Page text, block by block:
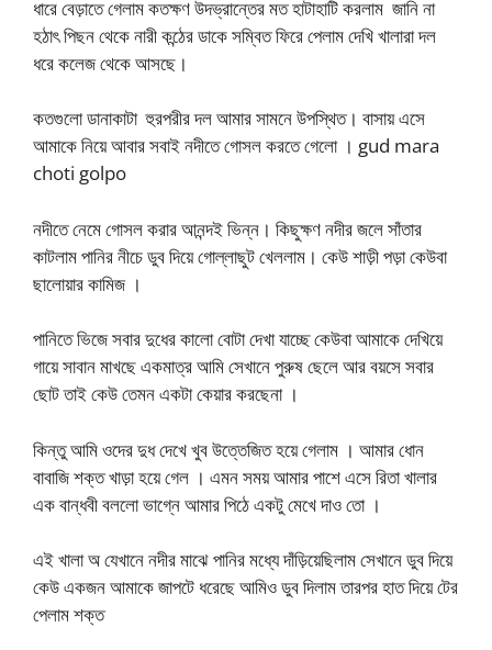
ধারে বেড়াতে গেলাম কতক্ষণ উদভ্রান্তের মত হাটাহাটি করলাম জানি না
হঠাৎ পিছন থেকে নারী কন্ঠের ডাকে সম্বিত ফিরে পেলাম দেখি খালারা দল
ধরে কলেজ থেকে আসছে।
কতগুলো ডানাকাটা হুরপরীর দল আমার সামনে উপস্থিত। বাসায় এসে
আমাকে নিয়ে আবার সবাই নদীতে গোসল করতে গেলো । gud mara
choti golpo
নদীতে নেমে গোসল করার আনন্দই ভিন্ন। কিছুক্ষণ নদীর জলে সাঁতার
কাটলাম পানির নীচে ডুব দিয়ে গোল্লাছুট খেললাম। কেউ শাড়ী পড়া কেউবা
ছালোয়ার কামিজ ।
পানিতে ভিজে সবার দুধের কালো বোটা দেখা যাচ্ছে কেউবা আমাকে দেখিয়ে
গায়ে সাবান মাখছে একমাত্র আমি সেখানে পুরুষ ছেলে আর বয়সে সবার
ছোট তাই কেউ তেমন একটা কেয়ার করছেনা ।
কিন্তু আমি ওদের দুধ দেখে খুব উত্তেজিত হয়ে গেলাম । আমার ধোন
বাবাজি শক্ত খাড়া হয়ে গেল । এমন সময় আমার পাশে এসে রিতা খালার
এক বান্ধবী বললো ভাগ্নে আমার পিঠে একটু মেখে দাও তো ।
এই খালা অ যেখানে নদীর মাঝে পানির মধ্যে দাঁড়িয়েছিলাম সেখানে ডুব দিয়ে
কেউ একজন আমাকে জাপটে ধরেছে আমিও ডুব দিলাম তারপর হাত দিয়ে টের
পেলাম শক্ত